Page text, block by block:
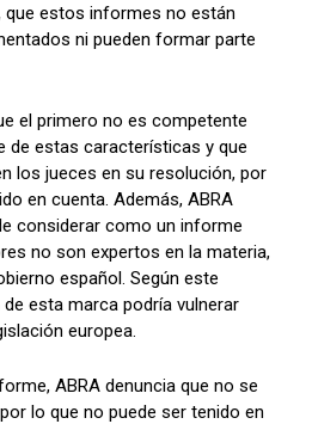
que estos informes no están
ni pueden formar parte
el primero no es competente
de estas características y que
los jueces en su resolución, por
en cuenta. Además, ABRA
considerar como un informe
no son expertos en la materia,
español. Según este
esta marca podría vulnerar
europea.
ABRA denuncia que no se
lo que no puede ser tenido en